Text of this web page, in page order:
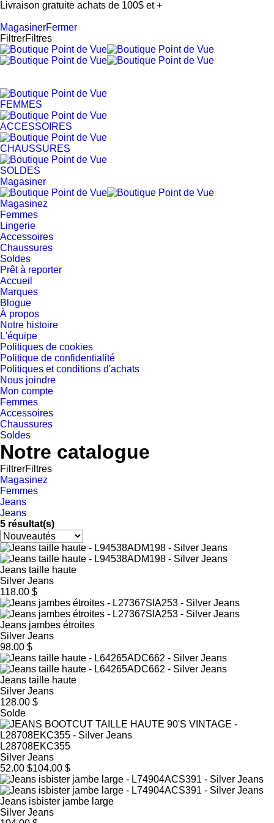
Livraison gratuite achats de 100$ et +
MagasinerFermer
FiltrerFiltres
FEMMES
ACCESSOIRES
CHAUSSURES
SOLDES
Magasiner
Magasinez
Femmes
Lingerie
Accessoires
Chaussures
Soldes
Prêt à reporter
Accueil
Marques
Blogue
À propos
Notre histoire
L'équipe
Politiques de cookies
Politique de confidentialité
Politiques et conditions d'achats
Nous joindre
Mon compte
Femmes
Accessoires
Chaussures
Soldes
Notre catalogue
FiltrerFiltres
Magasinez
Femmes
Jeans
Jeans
5 résultat(s)
Jeans taille haute
Silver Jeans
118.00 $
Jeans jambes étroites
Silver Jeans
98.00 $
Jeans taille haute
Silver Jeans
128.00 $
Solde
L28708EKC355
Silver Jeans
52.00 $104.00 $
Jeans isbister jambe large
Silver Jeans